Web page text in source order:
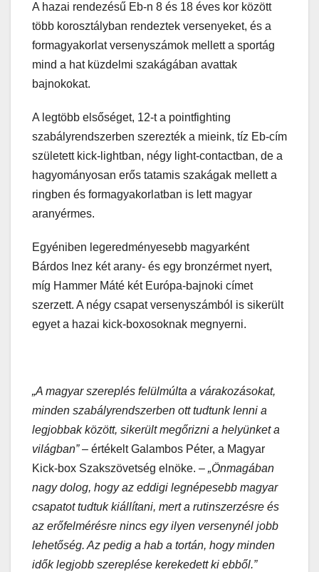
A hazai rendezésű Eb-n 8 és 18 éves kor között
több korosztályban rendeztek versenyeket, és a
formagyakorlat versenyszámok mellett a sportág
mind a hat küzdelmi szakágában avattak
bajnokokat.
A legtöbb elsőséget, 12-t a pointfighting
szabályrendszerben szerezték a mieink, tíz Eb-cím
született kick-lightban, négy light-contactban, de a
hagyományosan erős tatamis szakágak mellett a
ringben és formagyakorlatban is lett magyar
aranyérmes.
Egyéniben legeredményesebb magyarként
Bárdos Inez két arany- és egy bronzérmet nyert,
míg Hammer Máté két Európa-bajnoki címet
szerzett. A négy csapat versenyszámból is sikerült
egyet a hazai kick-boxosoknak megnyerni.
„A magyar szereplés felülmúlta a várakozásokat,
minden szabályrendszerben ott tudtunk lenni a
legjobbak között, sikerült megőrizni a helyünket a
világban”– értékelt Galambos Péter, a Magyar
Kick-box Szakszövetség elnöke. – „Önmagában
nagy dolog, hogy az eddigi legnépesebb magyar
csapatot tudtuk kiállítani, mert a rutinszerzésre és
az erőfelmérésre nincs egy ilyen versenynél jobb
lehetőség. Az pedig a hab a tortán, hogy minden
idők legjobb szereplése kerekedett ki ebből.”